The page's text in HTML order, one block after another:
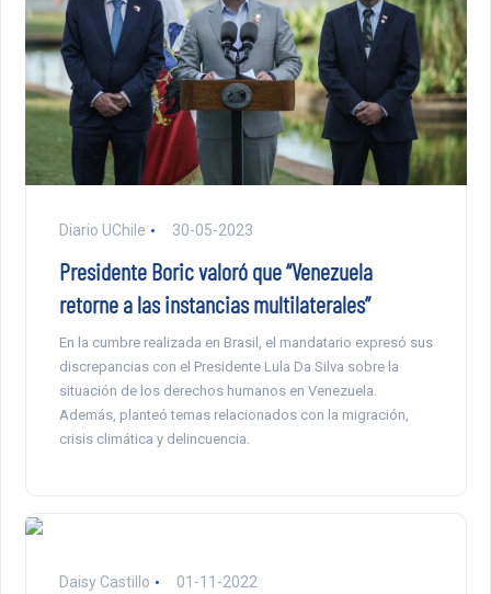
Diario UChile 30-05-2023
Presidente Boric valoró que “Venezuela
retorne a las instancias multilaterales”
En la cumbre realizada en Brasil, el mandatario expresó sus
discrepancias con el Presidente Lula Da Silva sobre la
situación de los derechos humanos en Venezuela.
Además, planteó temas relacionados con la migración,
crisis climática y delincuencia.
Daisy Castillo 01-11-2022